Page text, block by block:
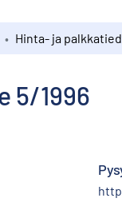
5/1996